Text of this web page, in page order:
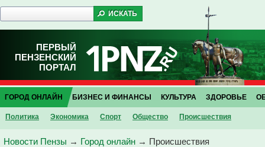
ПЕРВЫЙ
ПЕНЗЕНСКИЙ
ПОРТАЛ
ГОРОД ОНЛАЙН
Политика Экономика Спорт Общество Проиcшествия
БИЗНЕС И ФИНАНСЫ КУЛЬТУРА ЗДОРОВЬЕ
Новости Пензы → Город онлайн → Проиcшествия